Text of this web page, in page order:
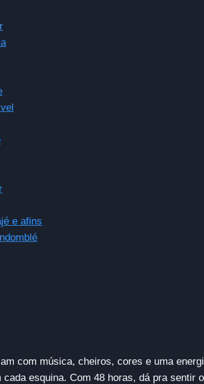
e afins
com música, cheiros, cores e uma
esquina. Com 48 horas, dá pra sentir